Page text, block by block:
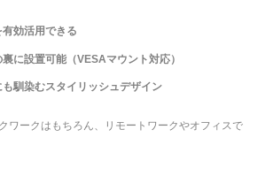
効活用できる
に設置可能（VESAマウント対応）
馴染むスタイリッシュデザイン
ワークはもちろん、リモートワークやオフィスで